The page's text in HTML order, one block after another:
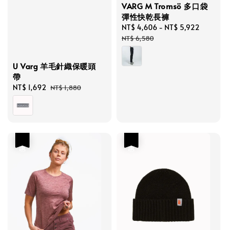
U Varg 羊毛針織保暖頭
帶
Sale
price
NT$ 1,692 Regular
NT$ 1,880
VARG M Tromsö 多口袋
彈性快乾長褲
Sale
price
NT$ 4,606 - NT$ 5,922
NT$ 6,580